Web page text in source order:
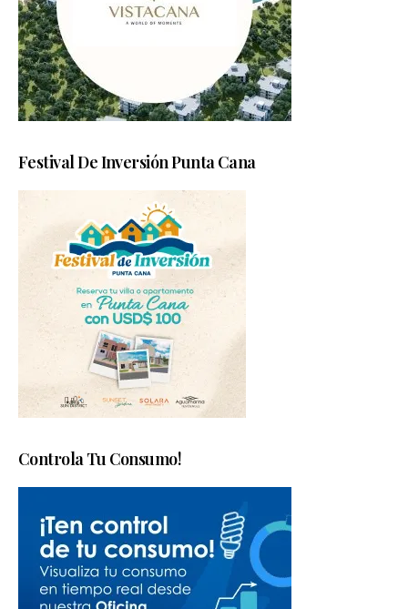
Festival De Inversión Punta Cana
Controla Tu Consumo!